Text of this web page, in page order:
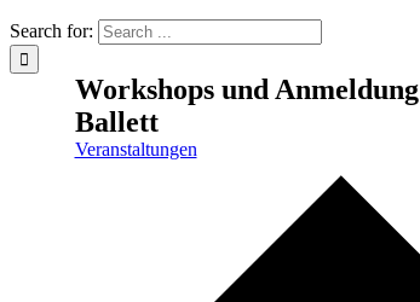
Search for:
Workshops und Anmeldung
Ballett
Veranstaltungen